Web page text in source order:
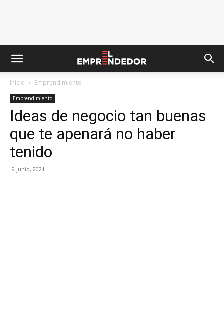
Inicio Emprendimiento
Emprendimiento
Ideas de negocio tan buenas
que te apenará no haber
tenido
9 junio, 2021